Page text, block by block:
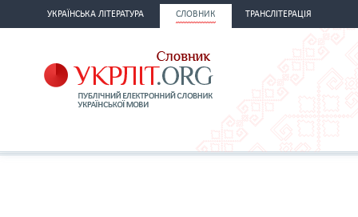
УКРАЇНСЬКА ЛІТЕРАТУРА СЛОВНИК ТРАНСЛІТЕРАЦІЯ